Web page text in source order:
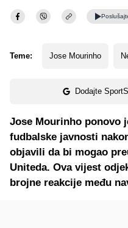
Teme: Jose Mourinho
Dodajte
Jose Mourinho ponovo
fudbalske javnosti
objavili da bi mogao
Uniteda. Ova vijest
brojne reakcije među